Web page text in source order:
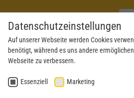
PRODUKTE
Datenschutzeinstellungen
Auf unserer Webseite werden Cookies
benötigt, während es uns andere
Webseite zu verbessern.
Essenziell Marketing